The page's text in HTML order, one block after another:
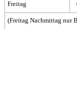
Freitag
(Freitag Nachmittag nur